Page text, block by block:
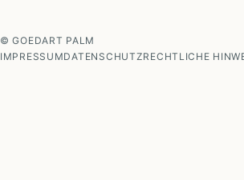
© GOEDART PALM
IMPRESSUMDATENSCHUTZRECHTLICHE